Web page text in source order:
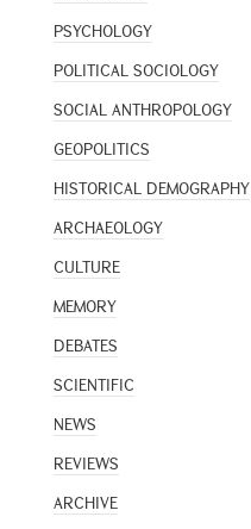
PSYCHOLOGY
POLITICAL SOCIOLOGY
SOCIAL ANTHROPOLOGY
GEOPOLITICS
HISTORICAL DEMOGRAPHY
ARCHAEOLOGY
CULTURE
MEMORY
DEBATES
SCIENTIFIC
NEWS
REVIEWS
ARCHIVE